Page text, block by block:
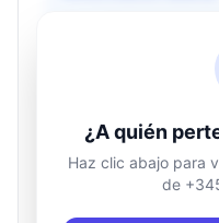
Información de
¿A quién
Haz clic abajo para
de